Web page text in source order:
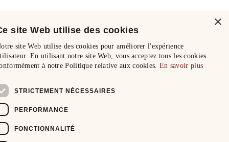
×
site Web utilise des cookies
site Web utilise des cookies pour améliorer l'expérience
En utilisant notre site Web, vous acceptez tous les cookies
à notre Politique relative aux cookies. En savoir plus
STRICTEMENT NÉCESSAIRES
PERFORMANCE
FONCTIONNALITÉ